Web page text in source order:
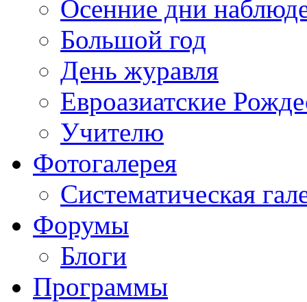
Осенние дни
Большой год
День журавля
Евроазиатские
Учителю
Фотогалерея
Систематическая
Форумы
Блоги
Программы